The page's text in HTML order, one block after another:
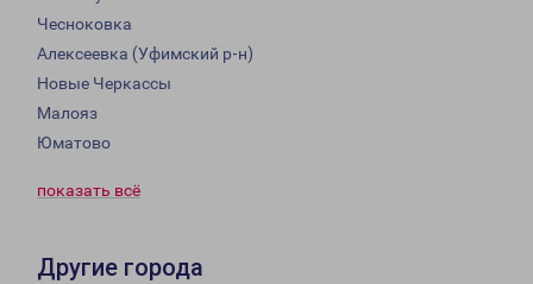
Чесноковка
Алексеевка (Уфимский р-н)
Новые Черкассы
Малояз
Юматово
показать всё
Другие города